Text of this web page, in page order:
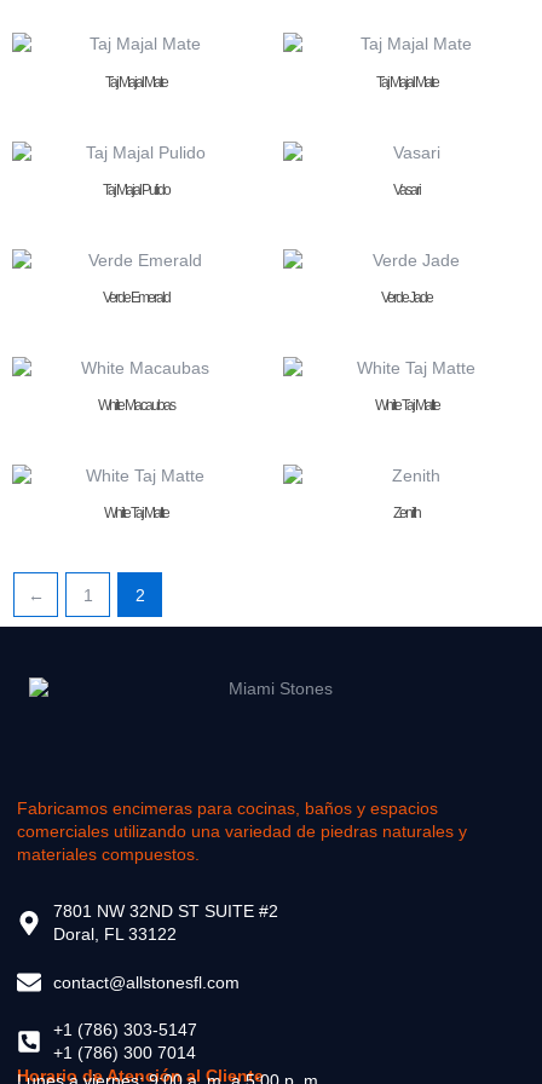
Taj Majal Mate Taj Majal Mate
Taj Majal Pulido Vasari
Verde Emerald Verde Jade
White Macaubas White Taj Matte
White Taj Matte Zenith
← 1 2
Fabricamos encimeras para cocinas, baños y espacios
comerciales utilizando una variedad de piedras naturales y
materiales compuestos.
7801 NW 32ND ST SUITE #2
Doral, FL 33122
contact@allstonesfl.com
+1 (786) 303-5147
+1 (786) 300 7014
Horario de Atención al Cliente